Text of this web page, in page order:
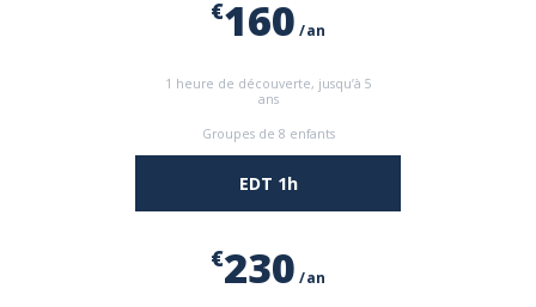
€160 an
1 heure de découverte, jusqu’à 5
ans
Groupes de 8 enfants
EDT 1h
€230 an